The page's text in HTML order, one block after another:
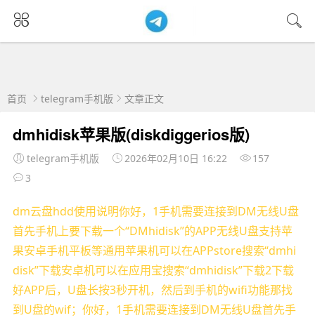
首页 telegram手机版 文章正文
dmhidisk苹果版(diskdiggerios版)
telegram手机版 2026年02月10日 16:22
157
3
dm云盘hdd使用说明你好，1手机需要连接到DM无线U盘
首先手机上要下载一个“DMhidisk”的APP无线U盘支持苹
果安卓手机平板等通用苹果机可以在APPstore搜索“dmhi
disk”下载安卓机可以在应用宝搜索“dmhidisk”下载2下载
好APP后，U盘长按3秒开机，然后到手机的wifi功能那找
到U盘的wif；你好，1手机需要连接到DM无线U盘首先手